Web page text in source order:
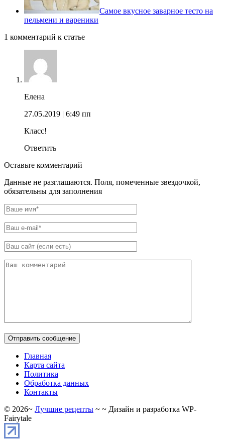
Самое вкусное заварное тесто на
пельмени и вареники
1 комментарий к статье
Елена
27.05.2019 | 6:49 пп
Класс!
Ответить
Оставьте комментарий
Данные не разглашаются. Поля, помеченные звездочкой,
обязательны для заполнения
Главная
Карта сайта
Политика
Обработка данных
Контакты
© 2026~ Лучшие рецепты ~ ~ Дизайн и разработка WP-
Fairytale